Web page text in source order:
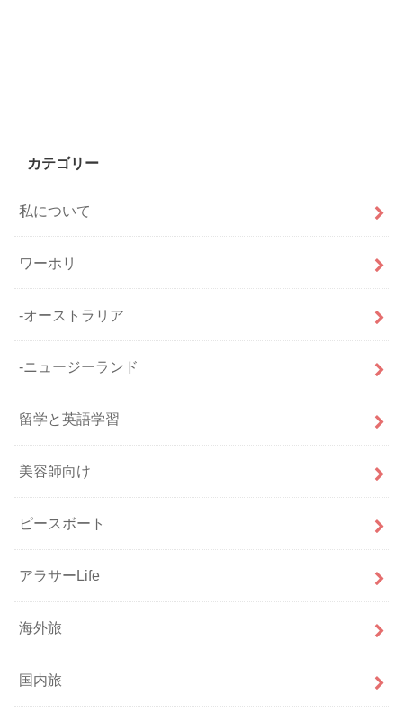
カテゴリー
私について
ワーホリ
-オーストラリア
-ニュージーランド
留学と英語学習
美容師向け
ピースボート
アラサーLife
海外旅
国内旅